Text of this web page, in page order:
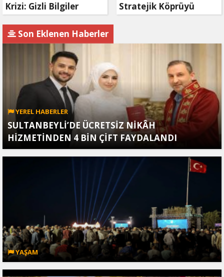
Krizi: Gizli Bilgiler
Gözaltında
Stratejik Köprüyü
Son Eklenen Haberler
YEREL HABERLER
SULTANBEYLİ’DE ÜCRETSİZ NİKÂH
HİZMETİNDEN 4 BİN ÇİFT FAYDALANDI
YAŞAM